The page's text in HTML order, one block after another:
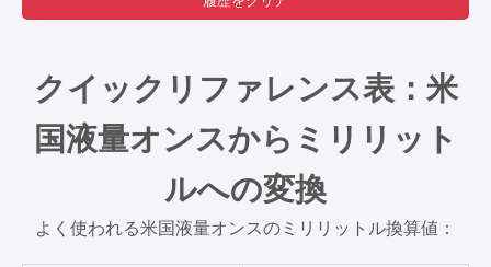
クイックリファレンス表：米
国液量オンスからミリリット
ルへの変換
よく使われる米国液量オンスのミリリットル換算値：